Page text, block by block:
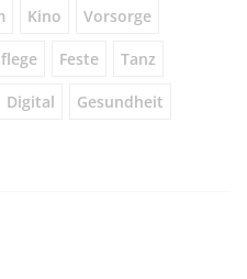
Kino Vorsorge
Feste Tanz
Digital Gesundheit